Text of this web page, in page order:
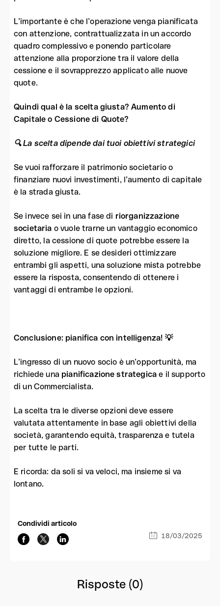
L’importante è che l’operazione venga pianificata
con attenzione, contrattualizzata in un accordo
quadro complessivo e ponendo particolare
attenzione alla proporzione tra il valore della
cessione e il sovrapprezzo applicato alle nuove
quote.
Quindi qual è la scelta giusta? Aumento di
Capitale o Cessione di Quote?
🔍 La scelta dipende dai tuoi obiettivi strategici
Se vuoi rafforzare il patrimonio societario o
finanziare nuovi investimenti, l’aumento di capitale
è la strada giusta.
Se invece sei in una fase di riorganizzazione
societaria o vuole trarne un vantaggio economico
diretto, la cessione di quote potrebbe essere la
soluzione migliore. E se desideri ottimizzare
entrambi gli aspetti, una soluzione mista potrebbe
essere la risposta, consentendo di ottenere i
vantaggi di entrambe le opzioni.
Conclusione: pianifica con intelligenza! 💡
L’ingresso di un nuovo socio è un’opportunità, ma
richiede una pianificazione strategica e il supporto
di un Commercialista.
La scelta tra le diverse opzioni deve essere
valutata attentamente in base agli obiettivi della
società, garantendo equità, trasparenza e tutela
per tutte le parti.
E ricorda: da soli si va veloci, ma insieme si va
lontano.
Condividi articolo
18/03/2025
Risposte (0)